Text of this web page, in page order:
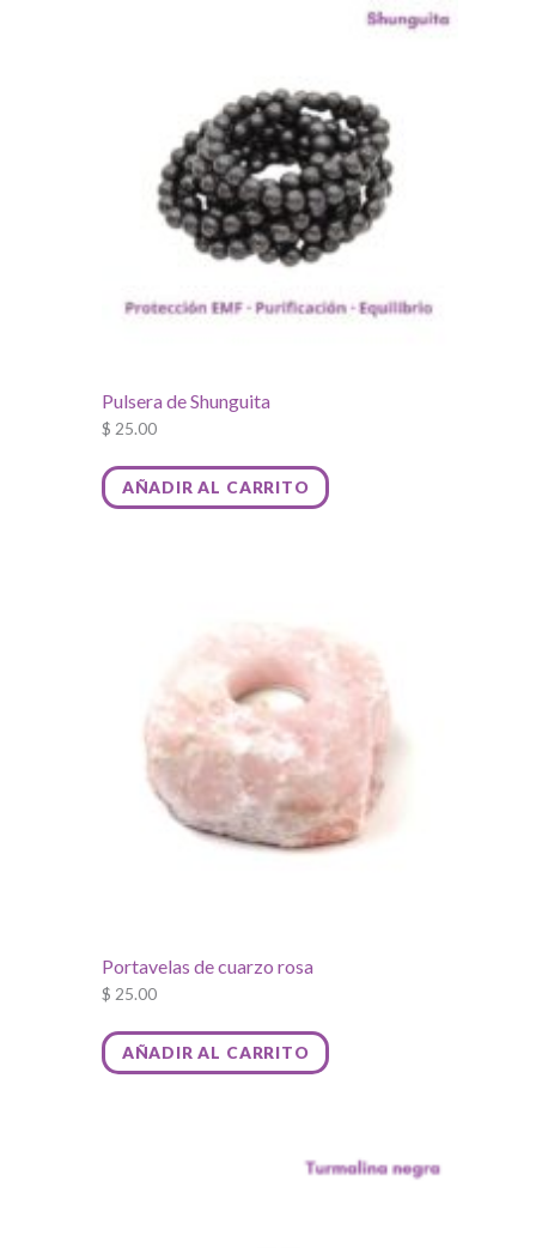
Pulsera de Shunguita
$ 25.00
AÑADIR AL CARRITO
Portavelas de cuarzo rosa
$ 25.00
AÑADIR AL CARRITO